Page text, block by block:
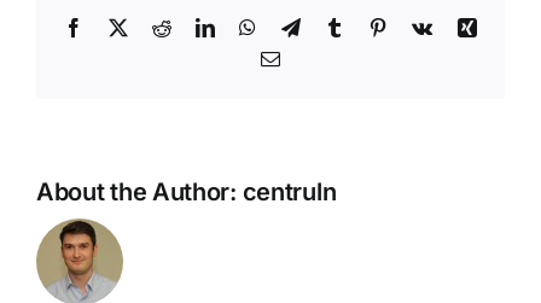
Facebook
X RedditLinkedInWhatsApp
TelegramTumblr Pinterest
Vk
Xing
Email
About the Author: centruln